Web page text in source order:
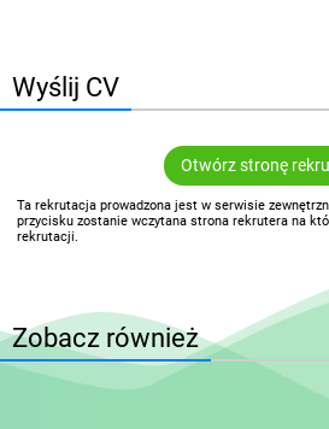
Wyślij CV
Otwórz stronę
Ta rekrutacja prowadzona jest w serwisie
przycisku zostanie wczytana strona rekrutera na
rekrutacji.
Zobacz również